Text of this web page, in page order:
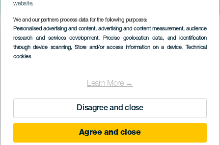
website.
We and our partners process data for the following purposes:
Personalised advertising and content, advertising and content measurement, audience
research and services development, Precise geolocation data, and identification
through device scanning, Store and/or access information on a device, Technical
cookies
Learn More →
Disagree and close
Agree and close
Turistdagen
Imagen
Listado
February 2027